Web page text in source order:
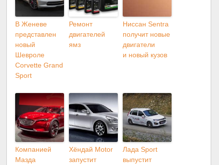
В Женеве
представлен
новый
Шевроле
Corvette Grand
Sport
Ремонт
двигателей
ямз
Ниссан Sentra
получит новые
двигатели
и новый кузов
Компанией
Мазда
Хёндай Motor
запустит
Лада Sport
выпустит